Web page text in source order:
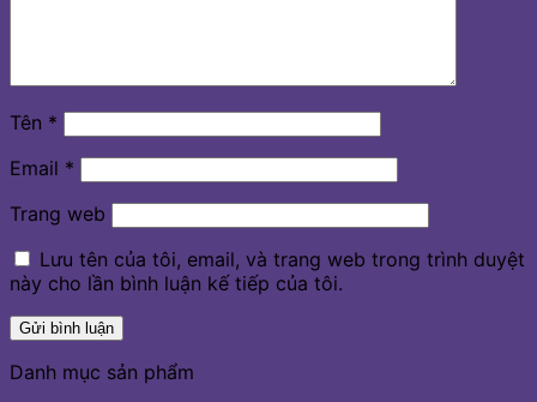
Tên *
Email *
Trang web
Lưu tên của tôi, email, và trang web trong trình duyệt
này cho lần bình luận kế tiếp của tôi.
Danh mục sản phẩm